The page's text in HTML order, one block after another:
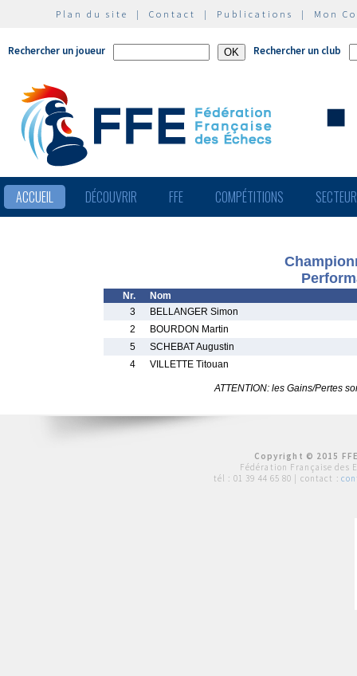
Plan du site | Contact | Publications | Mon
Rechercher un joueur Rechercher un club
ACCUEIL DÉCOUVRIR FFE COMPÉTITIONS
Nr.
Nom
3
BELLANGER Simon
2
BOURDON Martin
5
SCHEBAT Augustin
4
VILLETTE Titouan
ATTENTION: les Gains/Pertes
Copyright © 2015
Fédération Française des
tél : 01 39 44 65 80 | contact :